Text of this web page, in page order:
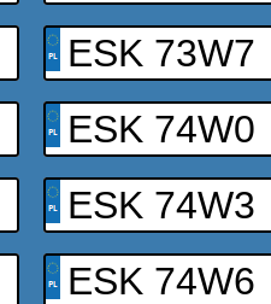
ESK 73W7
ESK 74W0
ESK 74W3
ESK 74W6